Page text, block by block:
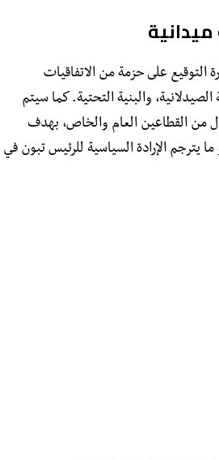
التوقيع على حزمة من الاتفاقيات
والبنية التحتية. كما سيتم
من القطاعين العام والخاص، بهدف
يترجم الإرادة السياسية للرئيس تبون في